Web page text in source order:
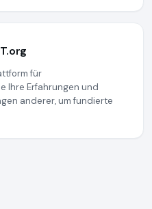
für
Ihre Erfahrungen und
anderer, um fundierte